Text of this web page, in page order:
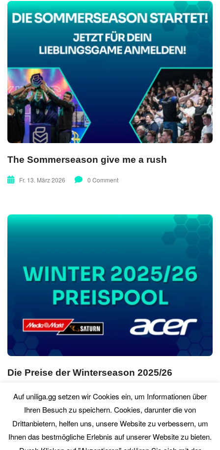
The Sommerseason give me a rush
Fr. 13. März 2026 0 Comment
Die Preise der Winterseason 2025/26
So. 08. März 2026 0 Comment
PREVIOUS NEXT
Auf uniliga.gg setzen wir Cookies ein, um Informationen über
Ihren Besuch zu speichern. Cookies, darunter die von
Drittanbietern, helfen uns, unsere Website zu verbessern, um
Ihnen das bestmögliche Erlebnis auf unserer Website zu bieten.